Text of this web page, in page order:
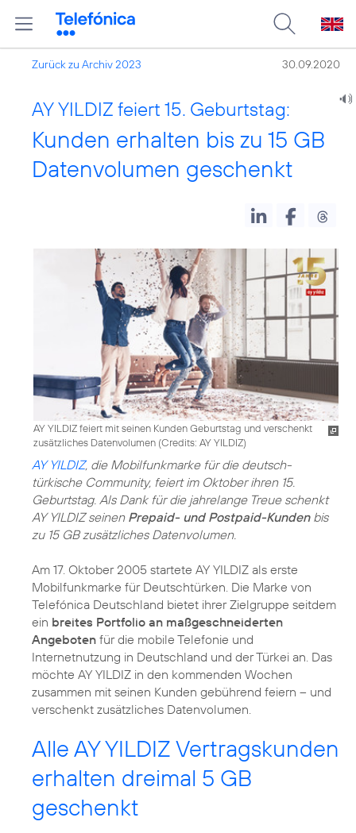
Zurück zu Archiv 2023 30.09.2020
AY YILDIZ feiert 15. Geburtstag:
Kunden erhalten bis zu 15 GB
Datenvolumen geschenkt
AY YILDIZ feiert mit seinen Kunden Geburtstag und verschenkt
zusätzliches Datenvolumen (Credits: AY YILDIZ)
AY YILDIZ, die Mobilfunkmarke für die deutsch-
türkische Community, feiert im Oktober ihren 15.
Geburtstag. Als Dank für die jahrelange Treue schenkt
AY YILDIZ seinen Prepaid- und Postpaid-Kundenbis
zu 15 GB zusätzliches Datenvolumen.
Am 17. Oktober 2005 startete AY YILDIZ als erste
Mobilfunkmarke für Deutschtürken. Die Marke von
Telefónica Deutschland bietet ihrer Zielgruppe seitdem
ein breites Portfolio an maßgeschneiderten
Angeboten für die mobile Telefonie und
Internetnutzung in Deutschland und der Türkei an. Das
möchte AY YILDIZ in den kommenden Wochen
zusammen mit seinen Kunden gebührend feiern – und
verschenkt zusätzliches Datenvolumen.
Alle AY YILDIZ Vertragskunden
erhalten dreimal 5 GB
geschenkt